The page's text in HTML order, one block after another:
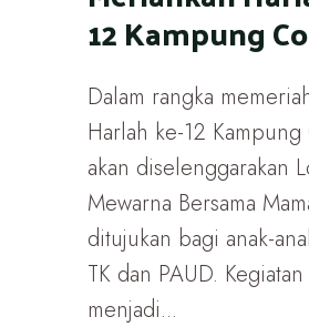
12 Kampung
Dalam rangka
Harlah ke-12 Kampung
akan diselenggarakan
Mewarna Bersama
ditujukan bagi anak-
TK dan PAUD.
menjadi...